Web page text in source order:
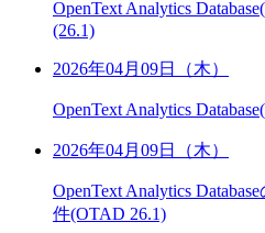
OpenText Analytics
(26.1)
2026年04月09日（木）
OpenText Analytics
2026年04月09日（木）
OpenText Analytics
件(OTAD 26.1)